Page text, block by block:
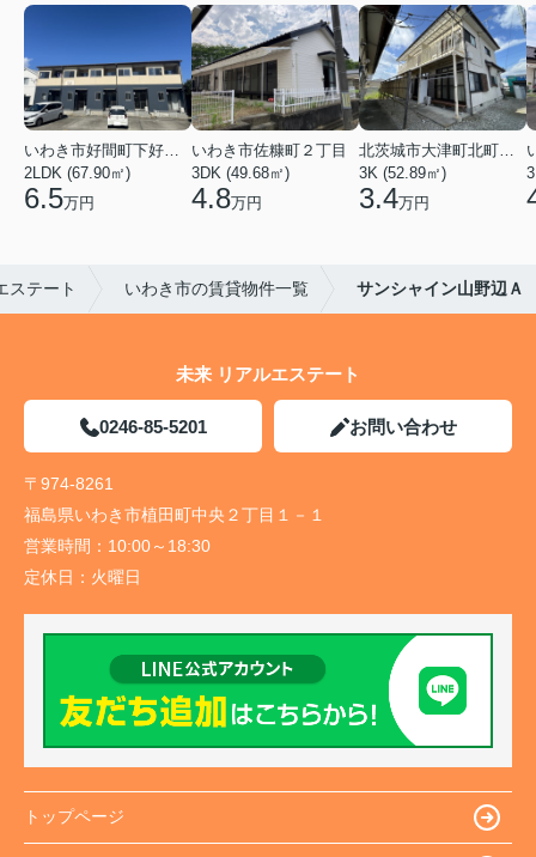
いわき市好間町下好間字中島
2LDK (67.90㎡)
6.5万円
いわき市佐糠町２丁目
3DK (49.68㎡)
4.8万円
北茨城市大津町北町４丁目
3K (52.89㎡)
3.4万円
ステート いわき市の賃貸物件一覧 サンシャイン山野辺Ａ
未来 リアルエステート
0246-85-5201 お問い合わせ
〒974-8261
福島県いわき市植田町中央２丁目１－１
営業時間： 10:00～18:30
定休日： 火曜日
トップページ